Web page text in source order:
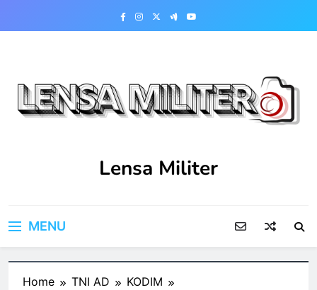
Lensa Militer
MENU
Home TNI AD
KODIM